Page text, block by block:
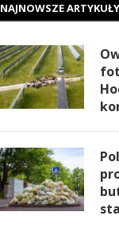
NAJNOWSZE ARTYKUŁY